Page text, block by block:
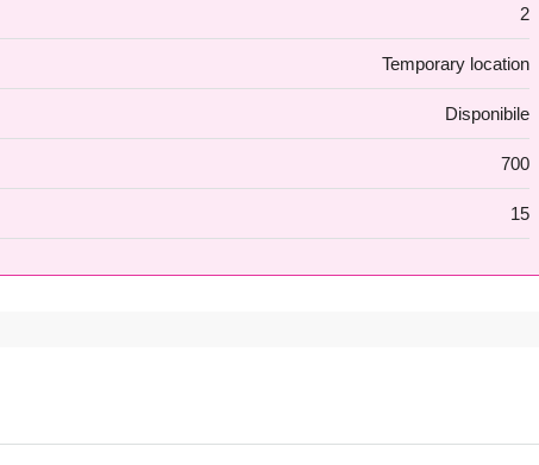
2
Temporary location
Disponibile
700
15